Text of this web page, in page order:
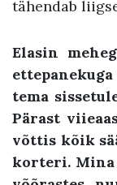
tähendab
Elasin
tema
Pärast
võttis kõik
korteri. Mina